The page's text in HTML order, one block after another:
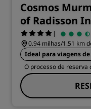
Cosmos
of Radisson
|
0.94 milhas/1.51 km
Ideal para viagens
O processo de